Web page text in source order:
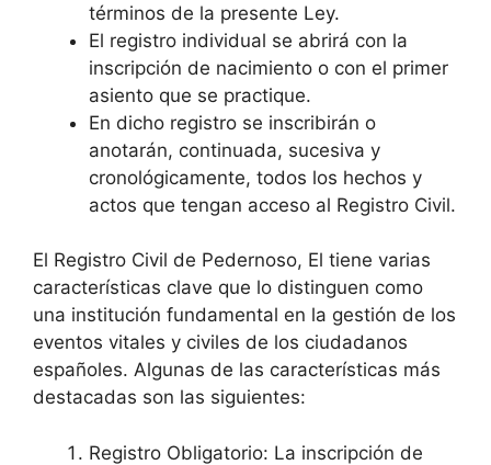
términos de la presente Ley.
El registro individual se abrirá con la
inscripción de nacimiento o con el primer
asiento que se practique.
En dicho registro se inscribirán o
anotarán, continuada, sucesiva y
cronológicamente, todos los hechos y
actos que tengan acceso al Registro Civil.
El Registro Civil de Pedernoso, El tiene varias
características clave que lo distinguen como
una institución fundamental en la gestión de los
eventos vitales y civiles de los ciudadanos
españoles. Algunas de las características más
destacadas son las siguientes:
Registro Obligatorio: La inscripción de